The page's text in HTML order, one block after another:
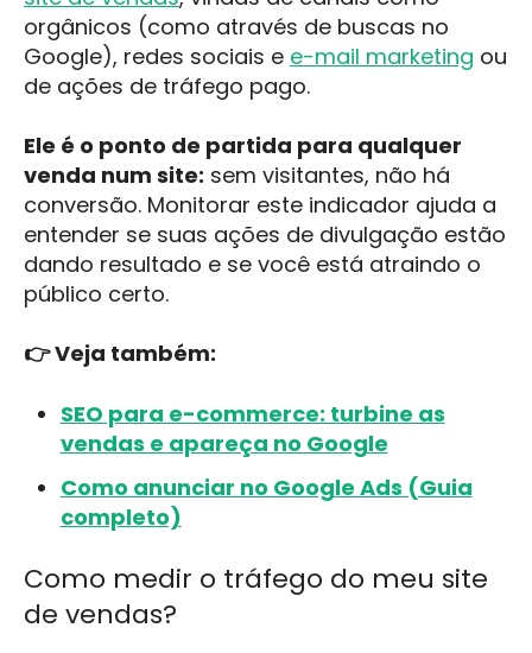
orgânicos (como através de buscas no
Google), redes sociais e e-mail marketing ou
de ações de tráfego pago.
Ele é o ponto de partida para qualquer
venda num site: sem visitantes, não há
conversão. Monitorar este indicador ajuda a
entender se suas ações de divulgação estão
dando resultado e se você está atraindo o
público certo.
👉 Veja também:
SEO para e-commerce: turbine as
vendas e apareça no Google
Como anunciar no Google Ads (Guia
completo)
Como medir o tráfego do meu site
de vendas?